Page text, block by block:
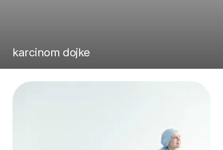
karcinom dojke